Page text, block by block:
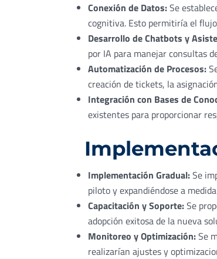
Conexión de Datos:Se
cognitiva. Esto permitiría el
Desarrollo de Chatbots y
por IA para manejar consultas
Automatización de Procesos:
creación de tickets, la
Integración con Bases de
existentes para proporcionar
Implementación Gradual:Se
piloto y expandiéndose a
Capacitación y Soporte:Se
adopción exitosa de la nueva
Monitoreo y Optimización:Se
realizarían ajustes y